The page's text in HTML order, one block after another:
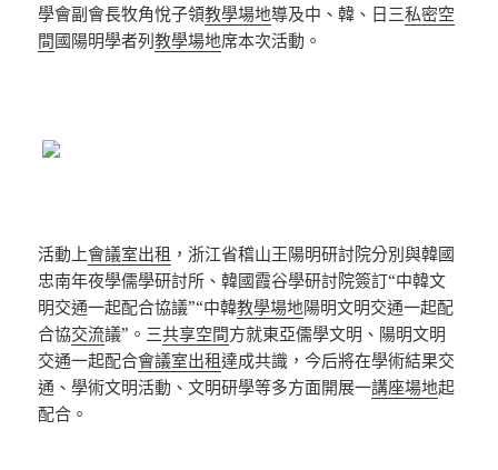
學會副會長牧角悅子領教學場地導及中、韓、日三私密空
間國陽明學者列教學場地席本次活動。
活動上會議室出租 ，浙江省稽山王陽明研討院分別與韓國
忠南年夜學儒學研討所、韓國霞谷學研討院簽訂“中韓文
明交通一起配合協議”“中韓教學場地陽明文明交通一起配
合協交流議”。三共享空間方就東亞儒學文明、陽明文明
交通一起配合會議室出租達成共識，今后將在學術結果交
通、學術文明活動、文明研學等多方面開展一講座場地起
配合。